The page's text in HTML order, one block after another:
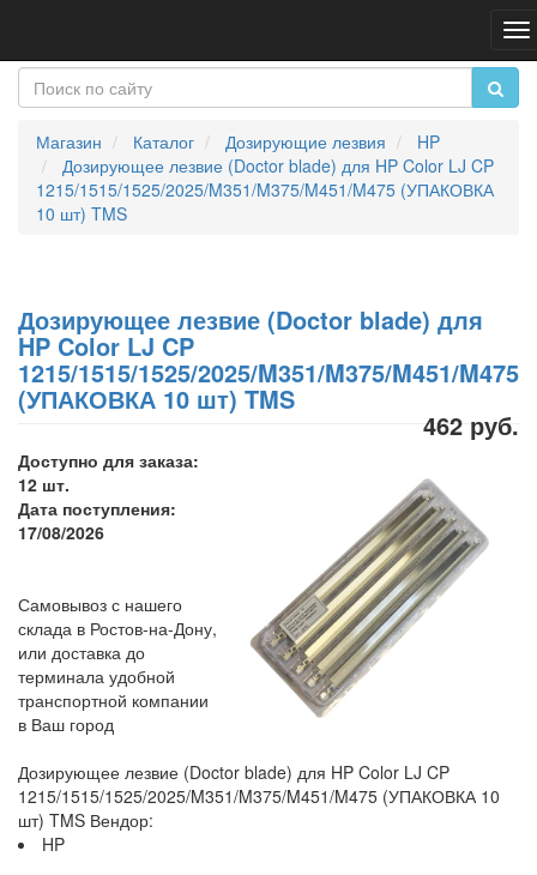
Магазин Каталог Дозирующие лезвия
HP
Дозирующее лезвие (Doctor blade) для HP Color LJ CP
1215/1515/1525/2025/M351/M375/M451/M475 (УПАКОВКА
10 шт) TMS
Дозирующее лезвие (Doctor blade) для
HP Color LJ CP
1215/1515/1525/2025/M351/M375/M451/M475
(УПАКОВКА 10 шт) TMS
462 руб.
Доступно для заказа:
12 шт.
Дата поступления:
17/08/2026
Самовывоз с нашего
склада в Ростов-на-Дону,
или доставка до
терминала удобной
транспортной компании
в Ваш город
Дозирующее лезвие (Doctor blade) для HP Color LJ CP
1215/1515/1525/2025/M351/M375/M451/M475 (УПАКОВКА 10
шт) TMS Вендор:
HP